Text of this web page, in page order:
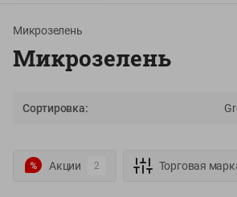
Микрозелень
Микрозелень
Сортировка:
Акции 2 Торговая